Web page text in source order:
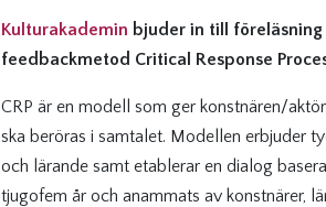
Kulturakademin bjuder in till föreläsning
feedbackmetod Critical Response
CRP är en modell som ger konstnären/
ska beröras i samtalet. Modellen erbjuder
och lärande samt etablerar en dialog
tjugofem år och anammats av konstnärer,